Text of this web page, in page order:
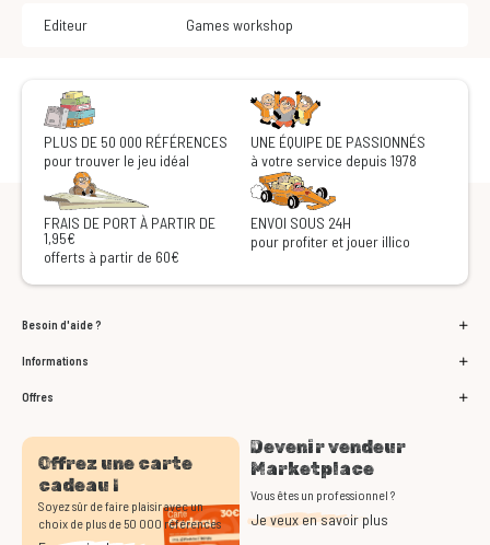
Editeur Games workshop
PLUS DE 50 000 RÉFÉRENCES
pour trouver le jeu idéal
UNE ÉQUIPE DE PASSIONNÉS
à votre service depuis 1978
FRAIS DE PORT À PARTIR DE
1,95€
offerts à partir de 60€
ENVOI SOUS 24H
pour profiter et jouer illico
Besoin d'aide ?
Informations
Offres
Offrez une carte
cadeau !
Soyez sûr de faire plaisir avec un
choix de plus de 50 000 références
Devenir vendeur
Marketplace
Vous êtes un professionnel ?
Je veux en savoir plus